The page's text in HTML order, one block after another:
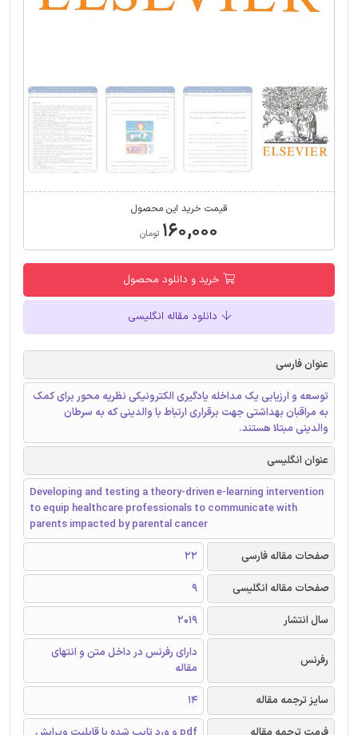
قیمت خرید این محصول
۱۶۰,۰۰۰ تومان
خرید و دانلود محصول
دانلود مقاله انگلیسی
عنوان فارسی
توسعه و ارزیابی یک مداخله یادگیری الکترونیکی نظریه محور برای کمک
به مراقبان بهداشتی جهت برقراری ارتباط با والدینی که به سرطان
والدینی مبتلا هستند.
عنوان انگلیسی
Developing and testing a theory-driven e-learning intervention
to equip healthcare professionals to communicate with
parents impacted by parental cancer
صفحات مقاله فارسی
22
صفحات مقاله انگلیسی
9
سال انتشار
2019
رفرنس
دارای رفرنس در داخل متن و انتهای
مقاله
سایز ترجمه مقاله
14